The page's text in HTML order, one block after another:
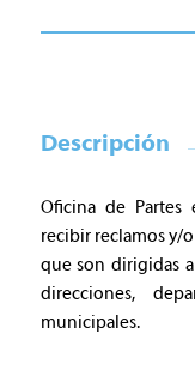
Descripción
Oficina de Partes
recibir reclamos y/
que son dirigidas
direcciones,
municipales.